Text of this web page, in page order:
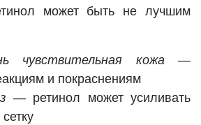
может быть не лучшим
чувствительная кожа—
и покраснениям
— ретинол может усиливать